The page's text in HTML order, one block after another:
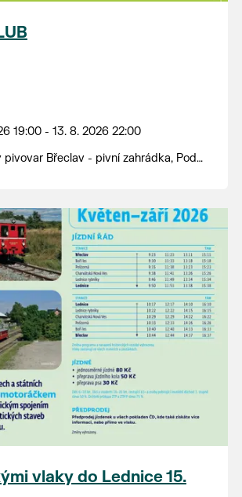
19:00 - 13. 8. 2026 22:00
pivovar Břeclav - pivní zahrádka, Pod
vlaky do Lednice 15.